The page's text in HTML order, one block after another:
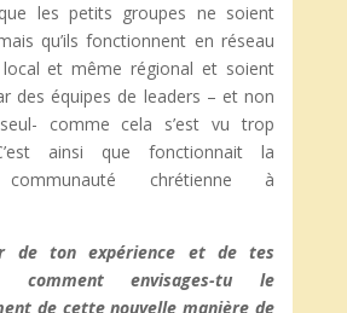
les petits groupes ne soient
qu’ils fonctionnent en réseau
et même régional et soient
des équipes de leaders – et non
comme cela s’est vu trop
ainsi que fonctionnait la
chrétienne à
de ton expérience et de tes
comment envisages-tu le
de cette nouvelle manière de